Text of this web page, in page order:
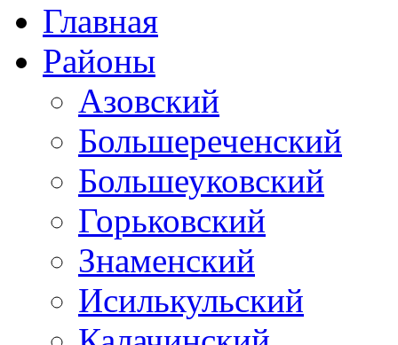
Главная
Районы
Азовский
Большереченский
Большеуковский
Горьковский
Знаменский
Исилькульский